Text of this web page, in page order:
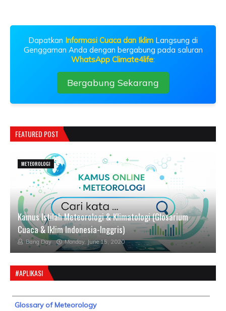
Dapatkan Informasi Cuaca dan Iklim Langsung di
Genggaman Anda dengan bergabung pada saluran
WhatsApp Climate4life:
Bergabung Sekarang
FEATURED POST
METEOROLOGI
Kamus Istilah Meteorologi & Klimatologi (Glosarium
Cuaca & Iklim Indonesia-Inggris)
Bang Day Monday, June 15, 2020
#APLIKASI
Glossary of Meteorology